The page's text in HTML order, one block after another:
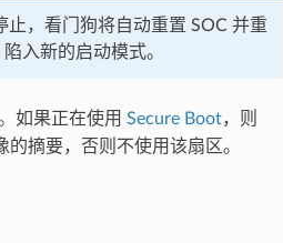
止，看门狗将自动重置 SOC 并重
入新的启动模式。
如果正在使用 Secure Boot，则
摘要，否则不使用该扇区。